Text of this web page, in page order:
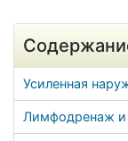
Усиленная
Лимфодренаж и